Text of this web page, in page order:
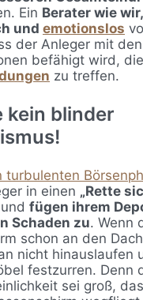
Ein Berater wie
und emotionslos
der Anleger mit
befähigt wird, die
zu treffen.
kein blinder
turbulenten
in einen „Rette
fügen ihrem
Schaden zu. Wenn
schon an den
nicht hinauslaufen
festzurren. Denn
sei groß,